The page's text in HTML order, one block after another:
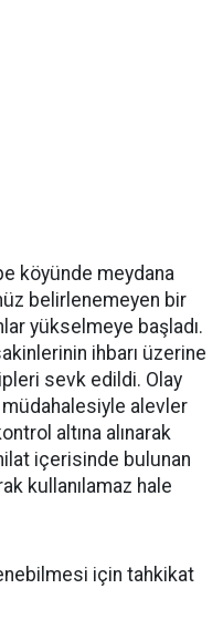
köyünde meydana
belirlenemeyen bir
yükselmeye başladı.
ihbarı üzerine
sevk edildi. Olay
alevler
altına alınarak
içerisinde bulunan
kullanılamaz hale
için tahkikat